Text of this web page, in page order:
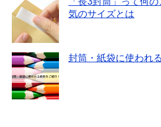
気のサイズとは
封筒・紙袋に使われ